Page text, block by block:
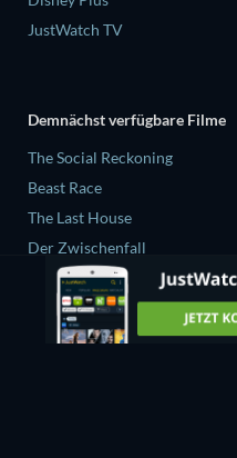
JustWatch TV
Demnächst verfügbare Filme
The Social Reckoning
Beast Race
The Last House
Der Zwischenfall
Carmen: Salzburger Festspiele
2026